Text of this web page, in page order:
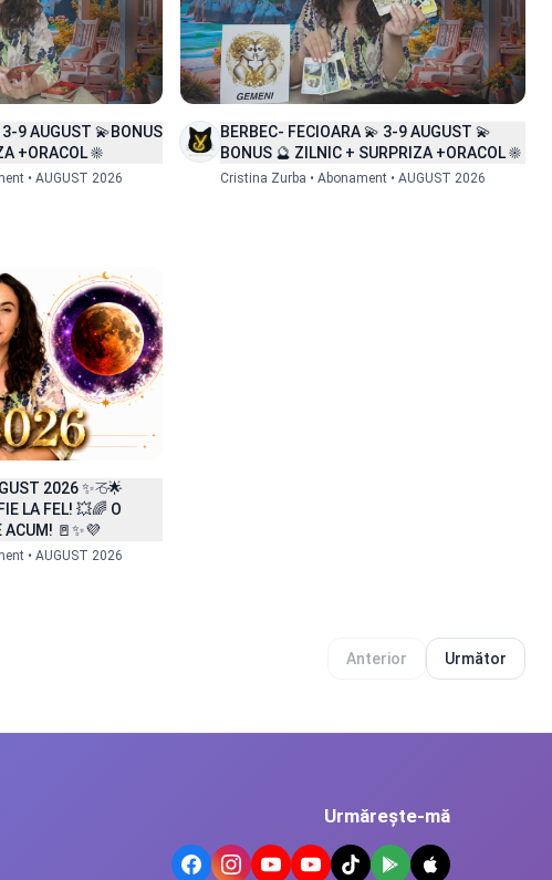
9 AUGUST 💫BONUS
+ORACOL ☀️
• AUGUST 2026
BERBEC- FECIOARA 💫 3-9 AUGUST 💫
BONUS 🔮 ZILNIC + SURPRIZA +ORACOL ☀️
Cristina Zurba • Abonament • AUGUST 2026
2026 ✨♑🌟
LA FEL! 💥🌈 O
ACUM! 🚪✨💜
• AUGUST 2026
Anterior Următor
Urmărește-mă